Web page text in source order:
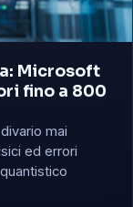
Microsoft
fino a 800
mai
ed errori